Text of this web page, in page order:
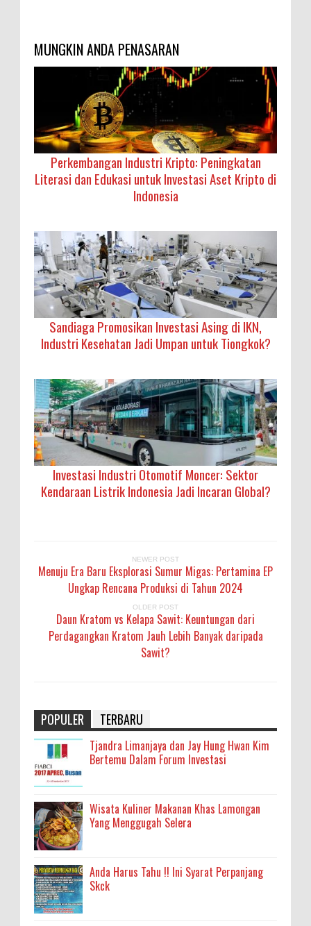
MUNGKIN ANDA PENASARAN
Perkembangan Industri Kripto: Peningkatan
Literasi dan Edukasi untuk Investasi Aset Kripto di
Indonesia
Sandiaga Promosikan Investasi Asing di IKN,
Industri Kesehatan Jadi Umpan untuk Tiongkok?
Investasi Industri Otomotif Moncer: Sektor
Kendaraan Listrik Indonesia Jadi Incaran Global?
NEWER POST
Menuju Era Baru Eksplorasi Sumur Migas: Pertamina EP
Ungkap Rencana Produksi di Tahun 2024
OLDER POST
Daun Kratom vs Kelapa Sawit: Keuntungan dari
Perdagangkan Kratom Jauh Lebih Banyak daripada
Sawit?
POPULER TERBARU
Tjandra Limanjaya dan Jay Hung Hwan Kim
Bertemu Dalam Forum Investasi
Wisata Kuliner Makanan Khas Lamongan
Yang Menggugah Selera
Anda Harus Tahu !! Ini Syarat Perpanjang
Skck